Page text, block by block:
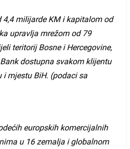
4,4milijarde KM i kapitalom od
upravlja mrežom od79
teritorij Bosne i Hercegovine,
Bank dostupna svakom klijentu
i mjestu BiH. (podaci sa
ćih europskih komercijalnih
u16zemalja i globalnom